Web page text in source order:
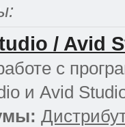
/ Avid
с
и Avid